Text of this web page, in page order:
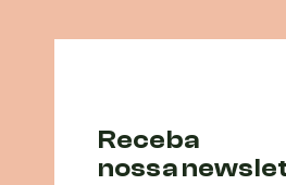
Receba
nossa